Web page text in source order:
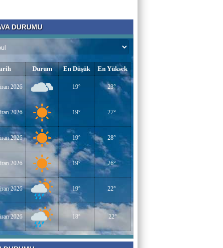
Bir Derviş
Kadın İstihdamı mı, Aileyi Bitirme Projesi
Tarık Sharabaty
Yapay Zeka ve İş Hayatındaki Değişimler
Esenlerin Ablası
BAŞARILI OLMANIN SIRLARI
Sümeyye KAYA
Miraç Gecesi
Muhammed Süleyman Çelebi
Hamburgun karanlık sokakları
DURUMU
Durum En Düşük En Yüksek
2026 19° 23°
2026 19° 27°
2026 19° 28°
2026 19° 26°
2026 19° 22°
2026 18° 22°